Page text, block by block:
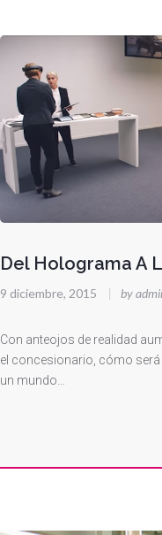
Del Holograma A
9 diciembre, 2015 | by
Con anteojos de realidad
el concesionario, cómo
un mundo…